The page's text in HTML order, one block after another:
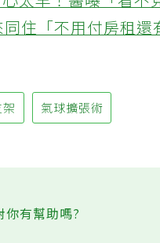
太早！醫曝「看不
住「不用付房租還
架 氣球擴張術
有幫助嗎?